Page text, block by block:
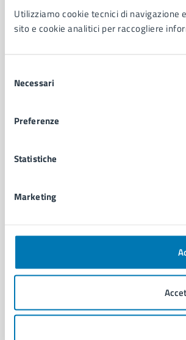
Utilizziamo cookie tecnici di
sito e cookie analitici per raccogliere
delNecessari
Preferenze
Statistiche
Marketing
Comunicati stampa della Giunta Comunale
Comunicati stampa del Consiglio Comunale
Luoghi
Elenco libri
CONTATTI
Palazzo San Giacomo, Piazza Municipio -
CF: 80014890638
Servizio Protocollo, URP e Albo Pretorio
Centralino unico:0817951111